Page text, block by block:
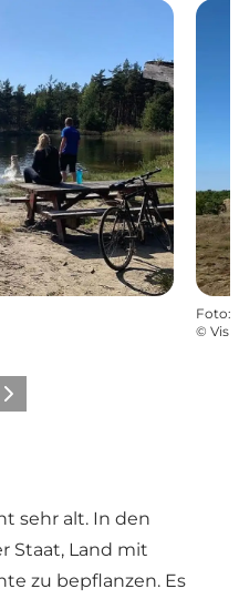
Foto:
©
Folie
Nächste Folie
sehr alt. In den
Staat, Land mit
zu bepflanzen. Es